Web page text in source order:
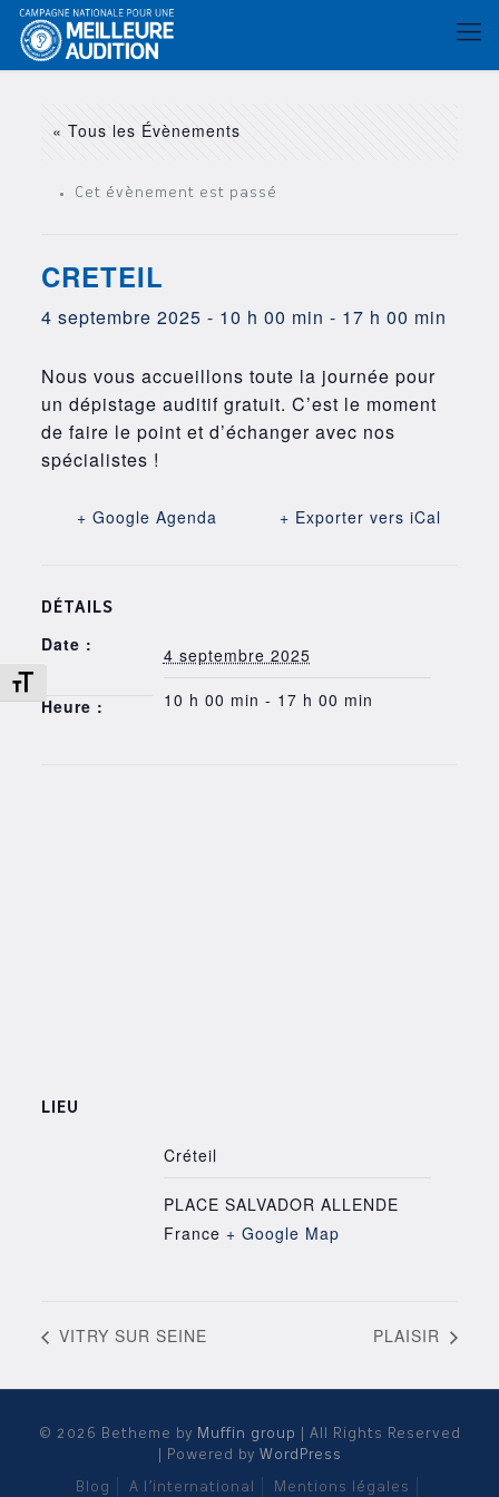
Changer la taille de la police
« Tous les Évènements
Cet évènement est passé
CRETEIL
4 septembre 2025 - 10 h 00 min - 17 h 00 min
Nous vous accueillons toute la journée pour
un dépistage auditif gratuit. C’est le moment
de faire le point et d’échanger avec nos
spécialistes !
+ Google Agenda + Exporter vers iCal
DÉTAILS
Date : 4 septembre 2025
Heure : 10 h 00 min - 17 h 00 min
LIEU
Créteil
PLACE SALVADOR ALLENDE
France + Google Map
VITRY SUR SEINE PLAISIR
© 2026 Betheme by Muffin group
| All Rights Reserved
| Powered by WordPress
Blog A l’international Mentions légales